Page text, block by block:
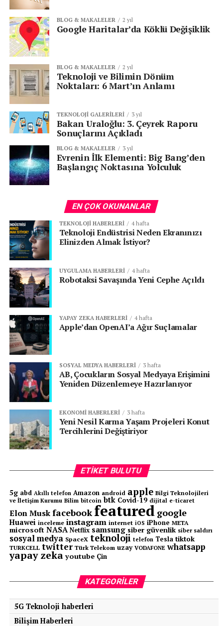
BLOG & MAKALELER 2 yıl
Google Haritalar’da Köklü Değişiklik
BLOG & MAKALELER 2 yıl
Teknoloji ve Bilimin Dönüm
Noktaları: 6 Mart’ın Anlamı
TEKNOLOJI GALERILERI 3 yıl
Bakan Uraloğlu: 3. Çeyrek Raporu
Sonuçlarını Açıkladı
BLOG & MAKALELER 3 yıl
Evrenin İlk Elementi: Big Bang’den
Başlangıç Noktasına Yolculuk
EN ÇOK OKUNANLAR
TEKNOLOJI HABERLERI 4 hafta
Teknoloji Endüstrisi Neden Ekranınızı
Elinizden Almak İstiyor?
UYGULAMA HABERLERI 4 hafta
Robotaksi Savaşında Yeni Cephe Açıldı
YAPAY ZEKA HABERLERI 4 hafta
Apple’dan OpenAI’a Ağır Suçlamalar
SOSYAL MEDYA HABERLERI 3 hafta
AB, Çocukların Sosyal Medyaya Erişimini
Yeniden Düzenlemeye Hazırlanıyor
EKONOMI HABERLERI 3 hafta
Yeni Nesil Karma Yaşam Projeleri Konut
Tercihlerini Değiştiriyor
ETIKET BULUTU
5g abd Akıllı telefon Amazon android apple Bilgi Teknolojileri
ve İletişim Kurumu Bilim bitcoin btk Covid-19 dijital e-ticaret
Elon Muskfacebook featured google
Huawei inceleme instagram internet iOS iPhone META
microsoft NASA Netflix samsung siber güvenlik siber saldırı
sosyal medya SpaceX teknoloji telefon Tesla tiktok
TURKCELL twitter Türk Telekom uzay VODAFONE whatsapp
yapay zeka youtube Çin
KATEGORILER
5G Teknoloji haberleri
Bilişim Haberleri